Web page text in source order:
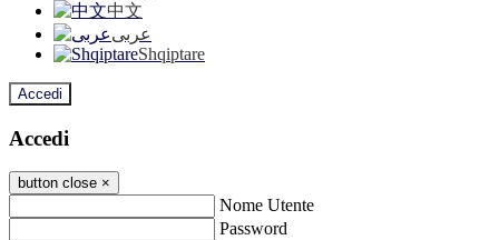
中文
عربى
Shqiptare
Accedi
Accedi
button close ×
Nome Utente
Password